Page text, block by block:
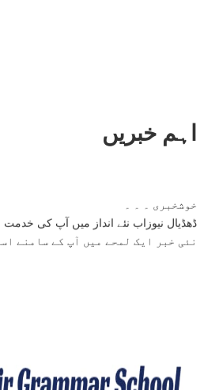
اہم خبریں
ڈھڈیال نیوزاب نئے انداز میں آپ کی خدمت
نئی خبر ایک لمحے میں آپ کے سامنے